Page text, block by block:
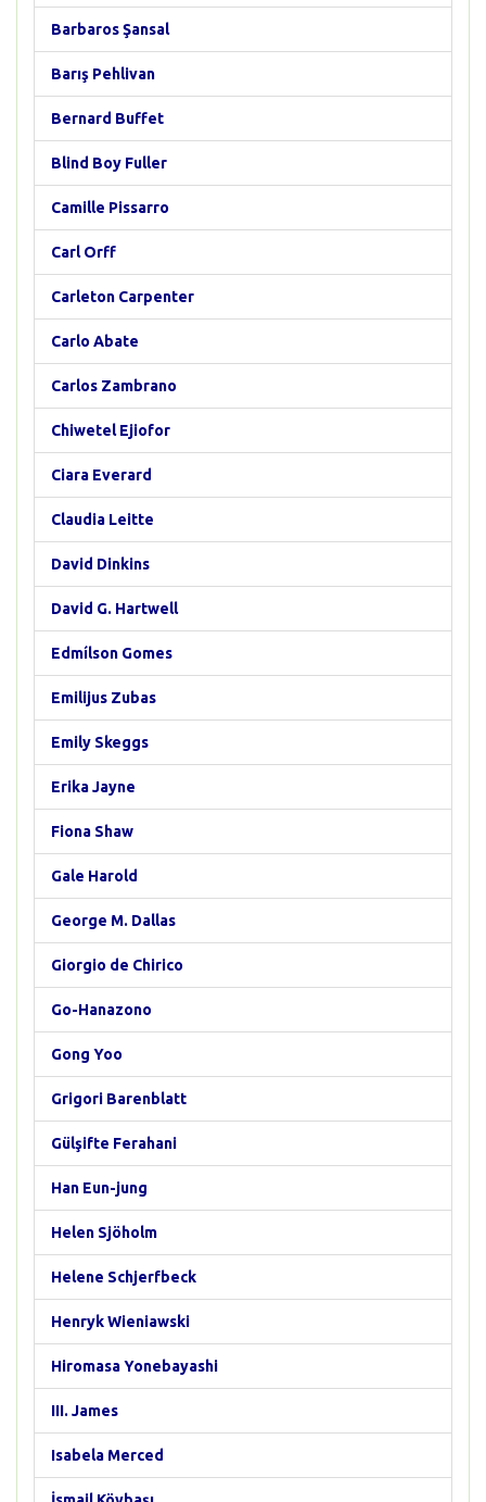
Barbaros Şansal
Barış Pehlivan
Bernard Buffet
Blind Boy Fuller
Camille Pissarro
Carl Orff
Carleton Carpenter
Carlo Abate
Carlos Zambrano
Chiwetel Ejiofor
Ciara Everard
Claudia Leitte
David Dinkins
David G. Hartwell
Edmílson Gomes
Emilijus Zubas
Emily Skeggs
Erika Jayne
Fiona Shaw
Gale Harold
George M. Dallas
Giorgio de Chirico
Go-Hanazono
Gong Yoo
Grigori Barenblatt
Gülşifte Ferahani
Han Eun-jung
Helen Sjöholm
Helene Schjerfbeck
Henryk Wieniawski
Hiromasa Yonebayashi
III. James
Isabela Merced